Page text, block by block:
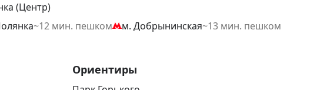
(Центр)
~12 мин. пешком м. Добрынинская~13 мин. пешком
Ориентиры